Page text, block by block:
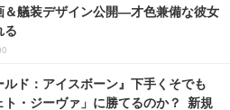
＆艤装デザイン公開―才色兼備な彼女
る
ルド：アイスボーン』下手くそでも
ト・ジーヴァ」に勝てるのか？ 新規